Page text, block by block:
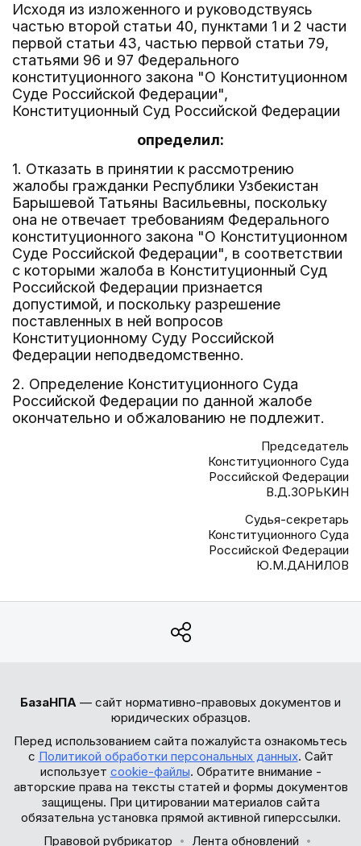
Исходя из изложенного и руководствуясь
частью второй статьи 40, пунктами 1 и 2 части
первой статьи 43, частью первой статьи 79,
статьями 96 и 97 Федерального
конституционного закона "О Конституционном
Суде Российской Федерации",
Конституционный Суд Российской Федерации
определил:
1. Отказать в принятии к рассмотрению
жалобы гражданки Республики Узбекистан
Барышевой Татьяны Васильевны, поскольку
она не отвечает требованиям Федерального
конституционного закона "О Конституционном
Суде Российской Федерации", в соответствии
с которыми жалоба в Конституционный Суд
Российской Федерации признается
допустимой, и поскольку разрешение
поставленных в ней вопросов
Конституционному Суду Российской
Федерации неподведомственно.
2. Определение Конституционного Суда
Российской Федерации по данной жалобе
окончательно и обжалованию не подлежит.
Председатель
Конституционного Суда
Российской Федерации
В.Д.ЗОРЬКИН
Судья-секретарь
Конституционного Суда
Российской Федерации
Ю.М.ДАНИЛОВ
БазаНПА — сайт нормативно-правовых документов и
юридических образцов.
Перед использованием сайта пожалуйста ознакомьтесь
с Политикой обработки персональных данных. Сайт
использует cookie-файлы. Обратите внимание -
авторские права на тексты статей и формы документов
защищены. При цитировании материалов сайта
обязательна установка прямой активной гиперссылки.
Правовой рубрикатор
Лента обновлений